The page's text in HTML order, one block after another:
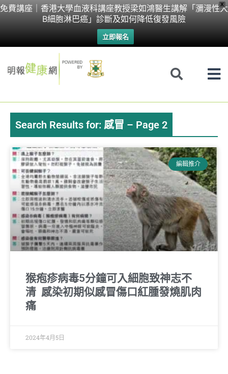
X
免費講座｜香港大學血液科講座教授梁如鴻醫生講解「瀰漫性大
B細胞淋巴癌」診斷及如何降低復發風險
立即報名
Skip
Search Results for: 感冒 – Page 2
編輯推介
猴疱疹病毒5分鐘可入細胞致神志不
清 感染初期似感冒傷口紅腫發燒肌肉
痛
2024年4月5日
PagePagePagePage Page